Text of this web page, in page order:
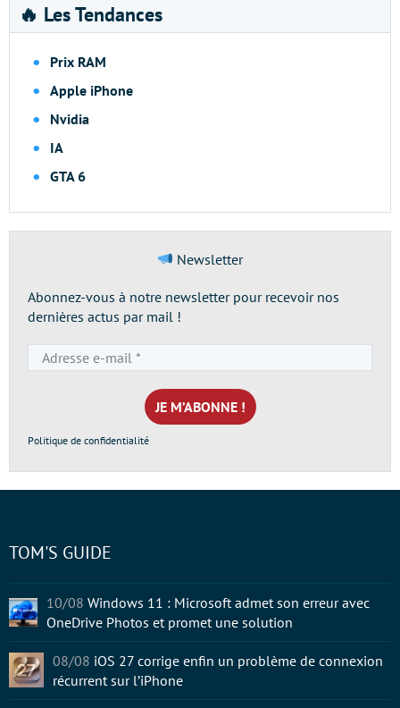
🔥 Les Tendances
Prix RAM
Apple iPhone
Nvidia
IA
GTA 6
Newsletter
Abonnez-vous à notre newsletter pour recevoir nos
dernières actus par mail !
e-
mail
*
Politique de confidentialité
TOM'S GUIDE
10/08 Windows 11 : Microsoft admet son erreur avec
OneDrive Photos et promet une solution
08/08 iOS 27 corrige enfin un problème de connexion
récurrent sur l’iPhone